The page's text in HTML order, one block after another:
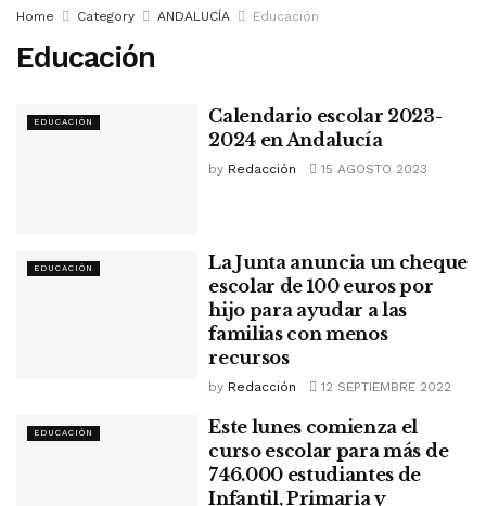
Home Category ANDALUCÍA Educación
Educación
EDUCACIÓN
Calendario escolar 2023-
2024 en Andalucía
by Redacción 15 AGOSTO 2023
EDUCACIÓN
La Junta anuncia un cheque
escolar de 100 euros por
hijo para ayudar a las
familias con menos
recursos
by Redacción 12 SEPTIEMBRE 2022
EDUCACIÓN
Este lunes comienza el
curso escolar para más de
746.000 estudiantes de
Infantil, Primaria y